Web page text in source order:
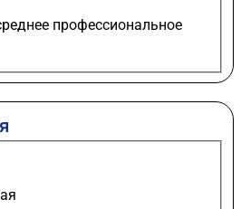
профессиональное